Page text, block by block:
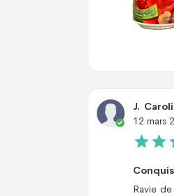
J.
12 mars
Ravie